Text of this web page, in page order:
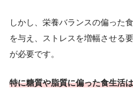
しかし、栄養バランスの偏った
を与え、ストレスを増幅させる
が必要です。
特に糖質や脂質に偏った食生活